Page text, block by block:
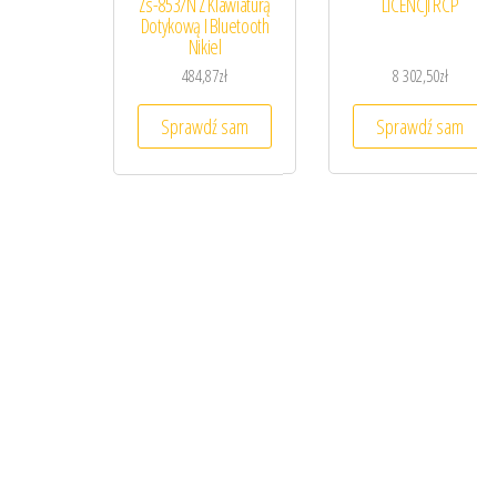
Dotykową I Bluetooth
Nikiel
484,87zł
Sprawdź sam
8 302,50zł
Sprawdź sam